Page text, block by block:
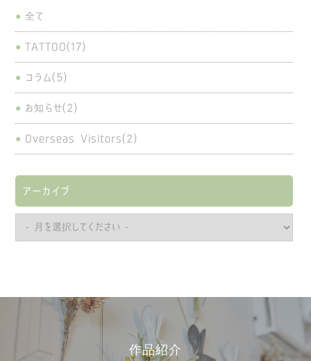
全て
TATTOO(17)
コラム(5)
お知らせ(2)
Overseas Visitors(2)
アーカイブ
作品紹介